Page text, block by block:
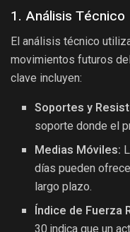
1. Análisis Técnico
El análisis técnico
movimientos futuros
clave incluyen:
Soportes y
soporte donde el
Medias Móviles:
días pueden
largo plazo.
Índice de Fuerza